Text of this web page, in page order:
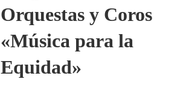
Orquestas y Coros
«Música para la
Equidad»